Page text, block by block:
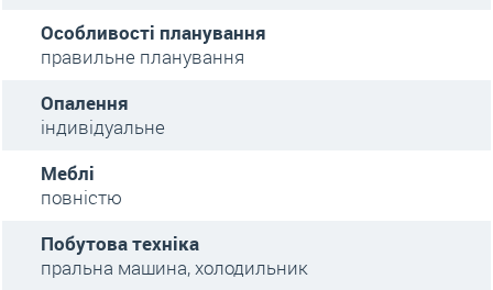
Особливості планування
правильне планування
Опалення
індивідуальне
Меблі
повністю
Побутова техніка
пральна машина, холодильник